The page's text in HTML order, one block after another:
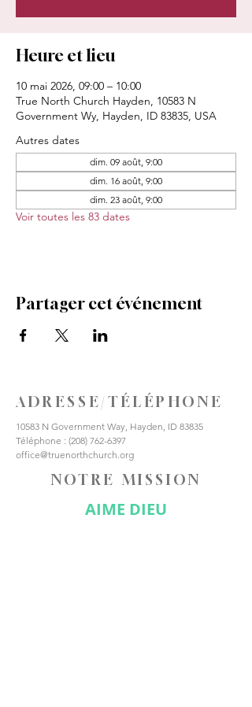
Heure et lieu
10 mai 2026, 09:00 – 10:00
True North Church Hayden, 10583 N
Government Wy, Hayden, ID 83835, USA
Autres dates
dim. 09 août, 9:00
dim. 16 août, 9:00
dim. 23 août, 9:00
Voir toutes les 83 dates
Partager cet événement
ADRESSE/TÉLÉPHONE
10583 N Government Way, Hayden, ID 83835
Téléphone : (208) 762-6397
office@truenorthchurch.org
NOTRE MISSION
AIME DIEU